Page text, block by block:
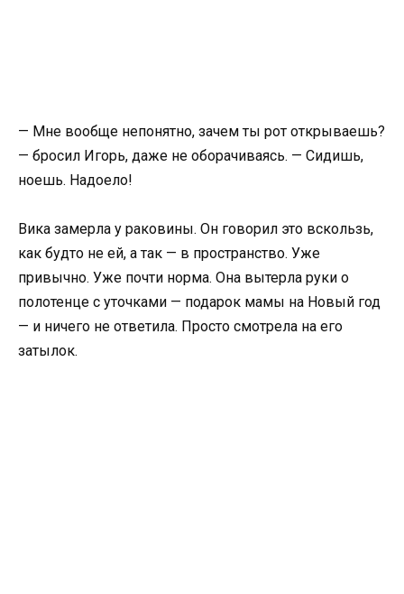
— Мне вообще непонятно, зачем ты рот открываешь?
— бросил Игорь, даже не оборачиваясь. — Сидишь,
ноешь. Надоело!
Вика замерла у раковины. Он говорил это вскользь,
как будто не ей, а так — в пространство. Уже
привычно. Уже почти норма. Она вытерла руки о
полотенце с уточками — подарок мамы на Новый год
— и ничего не ответила. Просто смотрела на его
затылок.